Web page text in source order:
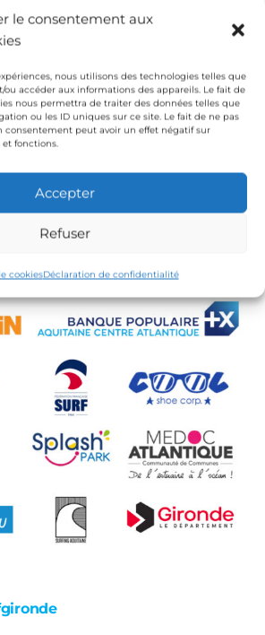
le consentement aux
nous utilisons des technologies telles que
ou accéder aux informations des appareils. Le fait de
nous permettra de traiter des données telles que
ou les ID uniques sur ce site. Le fait de ne pas
consentement peut avoir un effet négatif sur
fonctions.
Accepter
Refuser
cookiesDéclaration de confidentialité
INSTITUTIONS
de la Gironde
Aquitaine